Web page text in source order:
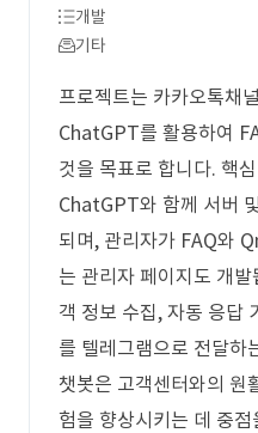
개발
기타
프로젝트는 카카오톡채
ChatGPT를 활용하여
것을 목표로 합니다. 핵
ChatGPT와 함께 서버
되며, 관리자가 FAQ와
는 관리자 페이지도 개
객 정보 수집, 자동 응답
를 텔레그램으로 전달하
챗봇은 고객센터와의 원
험을 향상시키는 데 중